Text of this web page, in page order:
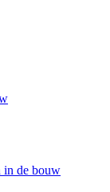
in de bouw